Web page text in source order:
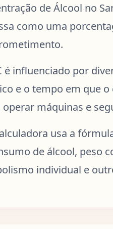
de Álcool no
como uma
é influenciado por
e o tempo em que
operar máquinas e
usa a
de álcool, peso
individual e